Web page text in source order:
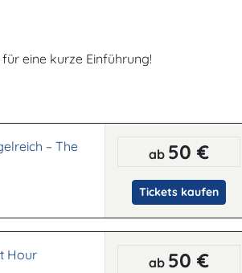
eine kurze Einführung!
– The
ab 50 €
Tickets kaufen
Hour
ab 50 €